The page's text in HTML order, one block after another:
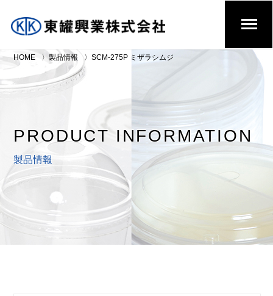
HOME 製品情報 SCM-275P ミザラシムジ
PRODUCT INFORMATION
製品情報